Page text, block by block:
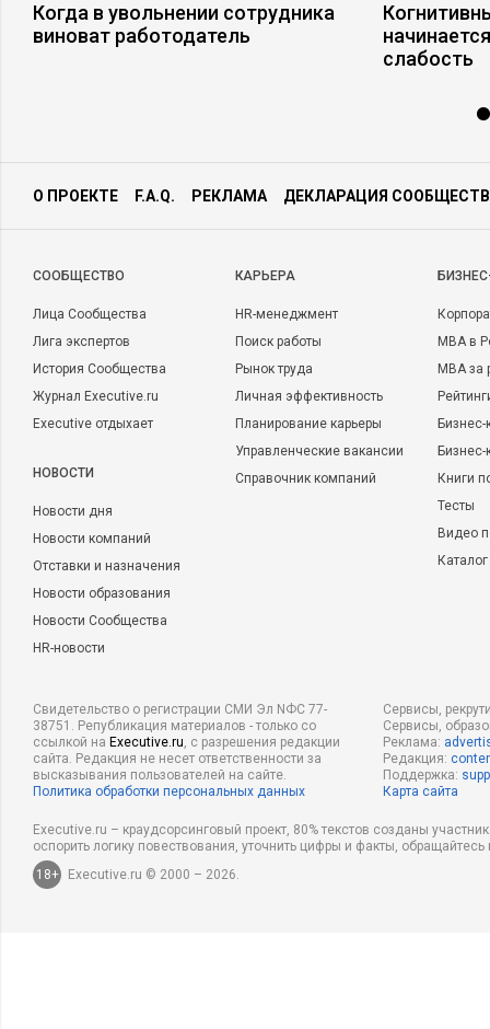
Когда в увольнении сотрудника
виноват работодатель
слабость
О ПРОЕКТЕ F.A.Q. РЕКЛАМА ДЕКЛАРАЦИЯ
CООБЩЕСТВО
Лица Сообщества
Лига экспертов
История Сообщества
Журнал Executive.ru
Executive отдыхает
НОВОСТИ
Новости дня
Новости компаний
Отставки и назначения
Новости образования
Новости Сообщества
HR-новости
КАРЬЕРА
HR-менеджмент
Поиск работы
Рынок труда
Личная эффективность
Планирование карьеры
Управленческие вакансии
Справочник компаний
MBA в
MBA
Бизнес-
Книги
Тесты
Видео
Свидетельство о регистрации СМИ Эл NФС 77-
38751. Републикация материалов - только со
ссылкой на Executive.ru, с разрешения редакции
сайта. Редакция не несет ответственности за
высказывания пользователей на сайте.
Политика обработки персональных данных
Сервисы,
Сервисы,
Реклама:
Редакция:
Поддержка:
Карта сайта
Executive.ru – краудсорсинговый проект, 80% текстов созданы
оспорить логику повествования, уточнить цифры и факты,
18+
Executive.ru © 2000 – 2026.